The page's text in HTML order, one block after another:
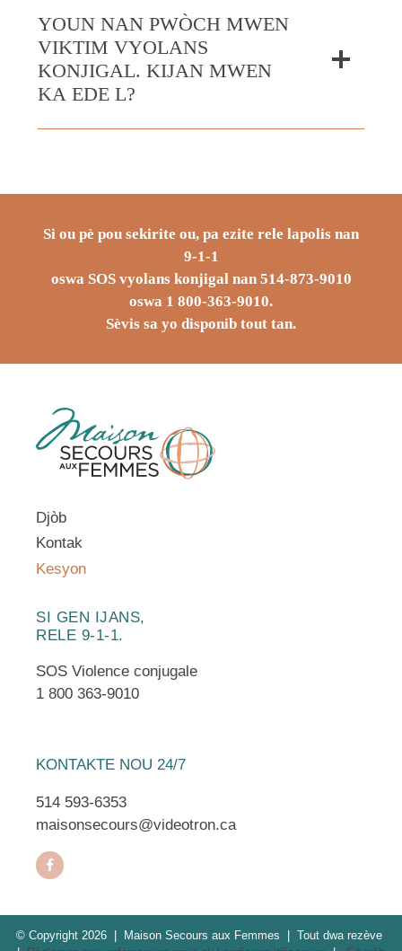
YOUN NAN PWÒCH MWEN
VIKTIM VYOLANS
KONJIGAL. KIJAN MWEN
KA EDE L?
Si ou pè pou sekirite ou, pa ezite rele lapolis nan
9-1-1
oswa SOS vyolans konjigal nan 514-873-9010
oswa 1 800-363-9010.
Sèvis sa yo disponib tout tan.
Djòb
Kontak
Kesyon
SI GEN IJANS,
RELE 9-1-1.
SOS Violence conjugale
1 800 363-9010
KONTAKTE NOU 24/7
514 593-6353
maisonsecours@videotron.ca
© Copyright 2026 | Maison Secours aux Femmes | Tout dwa rezève